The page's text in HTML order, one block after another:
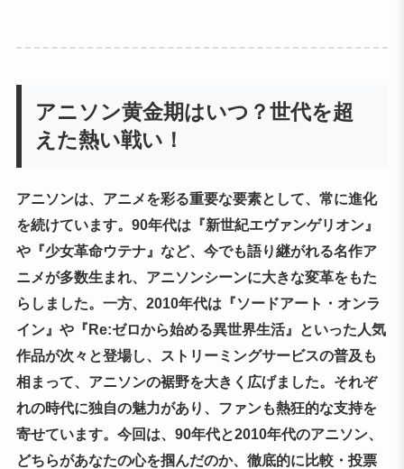
アニソン黄金期はいつ？世代を超
えた熱い戦い！
アニソンは、アニメを彩る重要な要素として、常に進化
を続けています。90年代は『新世紀エヴァンゲリオン』
や『少女革命ウテナ』など、今でも語り継がれる名作ア
ニメが多数生まれ、アニソンシーンに大きな変革をもた
らしました。一方、2010年代は『ソードアート・オンラ
イン』や『Re:ゼロから始める異世界生活』といった人気
作品が次々と登場し、ストリーミングサービスの普及も
相まって、アニソンの裾野を大きく広げました。それぞ
れの時代に独自の魅力があり、ファンも熱狂的な支持を
寄せています。今回は、90年代と2010年代のアニソン、
どちらがあなたの心を掴んだのか、徹底的に比較・投票